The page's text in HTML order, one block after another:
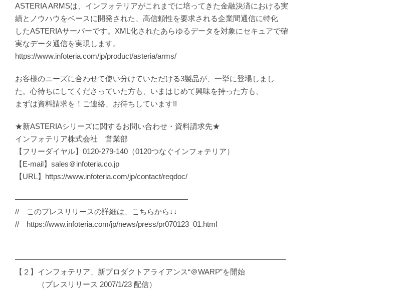
ASTERIA ARMSは、インフォテリアがこれまでに培ってきた金融決済における実
績とノウハウをベースに開発された、高信頼性を要求される企業間通信に特化
したASTERIAサーバーです。XML化されたあらゆるデータを対象にセキュアで確
実なデータ通信を実現します。
https://www.infoteria.com/jp/product/asteria/arms/
お客様のニーズに合わせて使い分けていただける3製品が、一挙に登場しまし
た。心待ちにしてくださっていた方も、いまはじめて興味を持った方も、
まずは資料請求を！ご連絡、お待ちしています!!
★新ASTERIAシリーズに関するお問い合わせ・資料請求先★
インフォテリア株式会社 営業部
【フリーダイヤル】0120-279-140（0120つなぐインフォテリア）
【E-mail】sales＠infoteria.co.jp
【URL】https://www.infoteria.com/jp/contact/reqdoc/
———————————————————————
// このプレスリリースの詳細は、こちらから↓↓
// https://www.infoteria.com/jp/news/press/pr070123_01.html
――――――――――――――――――――――――――――――――――――
【２】インフォテリア、新プロダクトアライアンス“＠WARP”を開始
（プレスリリース 2007/1/23 配信）